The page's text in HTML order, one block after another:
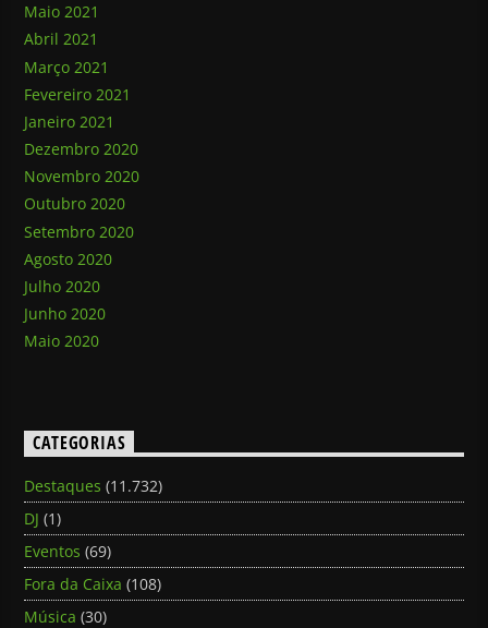
Maio 2021
Abril 2021
Março 2021
Fevereiro 2021
Janeiro 2021
Dezembro 2020
Novembro 2020
Outubro 2020
Setembro 2020
Agosto 2020
Julho 2020
Junho 2020
Maio 2020
CATEGORIAS
Destaques (11.732)
DJ (1)
Eventos (69)
Fora da Caixa (108)
Música (30)